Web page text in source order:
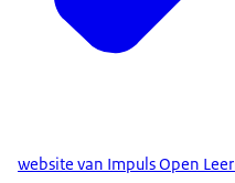
website van Impuls Open